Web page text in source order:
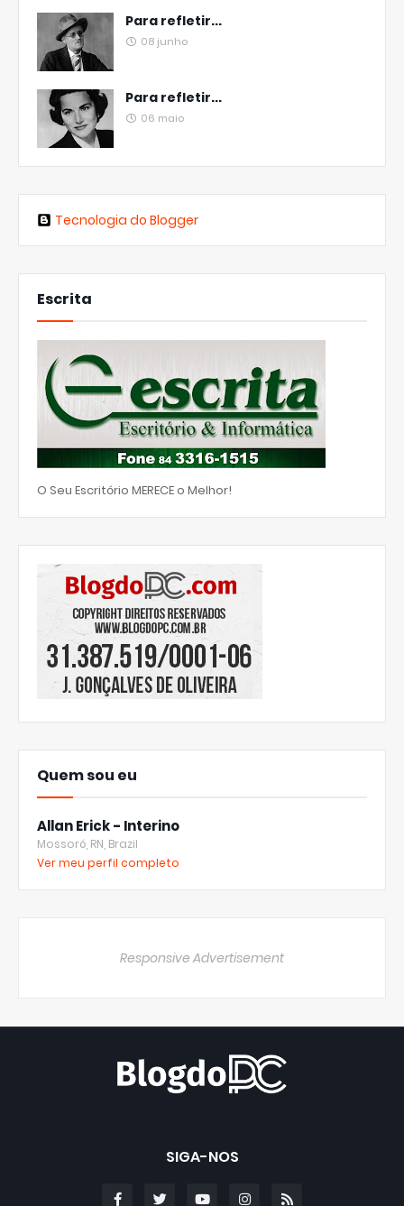
Para refletir...
08 junho
Para refletir...
06 maio
Tecnologia do Blogger
Escrita
O Seu Escritório MERECE o Melhor!
Quem sou eu
Allan Erick - Interino
Mossoró, RN, Brazil
Ver meu perfil completo
Responsive Advertisement
SIGA-NOS